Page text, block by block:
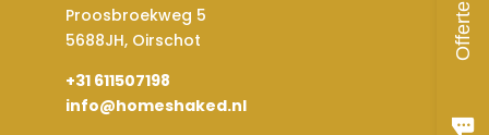
Proosbroekweg 5
5688JH, Oirschot
+31 611507198
info@homeshaked.nl
Offerte